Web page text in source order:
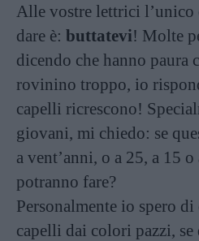
Alle vostre lettrici l’unico
dare è: buttatevi! Molte
dicendo che hanno paura
rovinino troppo, io
capelli ricrescono!
giovani, mi chiedo: se
a vent’anni, o a 25, a 15
potranno fare?
Personalmente io spero
capelli dai colori pazzi, se